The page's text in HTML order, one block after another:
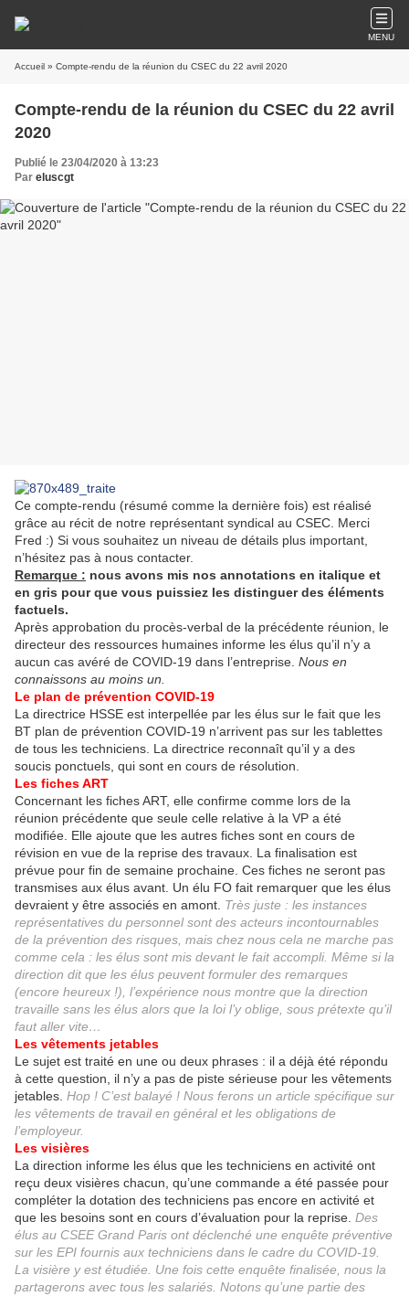
MENU
Accueil » Compte-rendu de la réunion du CSEC du 22 avril 2020
Compte-rendu de la réunion du CSEC du 22 avril
2020
Publié le 23/04/2020 à 13:23
Par eluscgt
Ce compte-rendu (résumé comme la dernière fois) est réalisé
grâce au récit de notre représentant syndical au CSEC. Merci
Fred :) Si vous souhaitez un niveau de détails plus important,
n’hésitez pas à nous contacter.
Remarque : nous avons mis nos annotations en italique et
en gris pour que vous puissiez les distinguer des éléments
factuels.
Après approbation du procès-verbal de la précédente réunion, le
directeur des ressources humaines informe les élus qu’il n’y a
aucun cas avéré de COVID-19 dans l’entreprise. Nous en
connaissons au moins un.
Le plan de prévention COVID-19
La directrice HSSE est interpellée par les élus sur le fait que les
BT plan de prévention COVID-19 n’arrivent pas sur les tablettes
de tous les techniciens. La directrice reconnaît qu’il y a des
soucis ponctuels, qui sont en cours de résolution.
Les fiches ART
Concernant les fiches ART, elle confirme comme lors de la
réunion précédente que seule celle relative à la VP a été
modifiée. Elle ajoute que les autres fiches sont en cours de
révision en vue de la reprise des travaux. La finalisation est
prévue pour fin de semaine prochaine. Ces fiches ne seront pas
transmises aux élus avant. Un élu FO fait remarquer que les élus
devraient y être associés en amont. Très juste : les instances
représentatives du personnel sont des acteurs incontournables
de la prévention des risques, mais chez nous cela ne marche pas
comme cela : les élus sont mis devant le fait accompli. Même si la
direction dit que les élus peuvent formuler des remarques
(encore heureux !), l’expérience nous montre que la direction
travaille sans les élus alors que la loi l’y oblige, sous prétexte qu’il
faut aller vite…
Les vêtements jetables
Le sujet est traité en une ou deux phrases : il a déjà été répondu
à cette question, il n’y a pas de piste sérieuse pour les vêtements
jetables. Hop ! C’est balayé ! Nous ferons un article spécifique sur
les vêtements de travail en général et les obligations de
l’employeur.
Les visières
La direction informe les élus que les techniciens en activité ont
reçu deux visières chacun, qu’une commande a été passée pour
compléter la dotation des techniciens pas encore en activité et
que les besoins sont en cours d’évaluation pour la reprise. Des
élus au CSEE Grand Paris ont déclenché une enquête préventive
sur les EPI fournis aux techniciens dans le cadre du COVID-19.
La visière y est étudiée. Une fois cette enquête finalisée, nous la
partagerons avec tous les salariés. Notons qu’une partie des